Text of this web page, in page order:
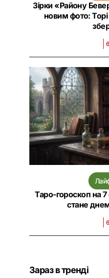
Зірки «Району
новим фото: Торі
Таро-гороскоп на
стане
Зараз в тренді